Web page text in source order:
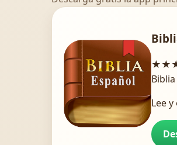
Biblia
Lee